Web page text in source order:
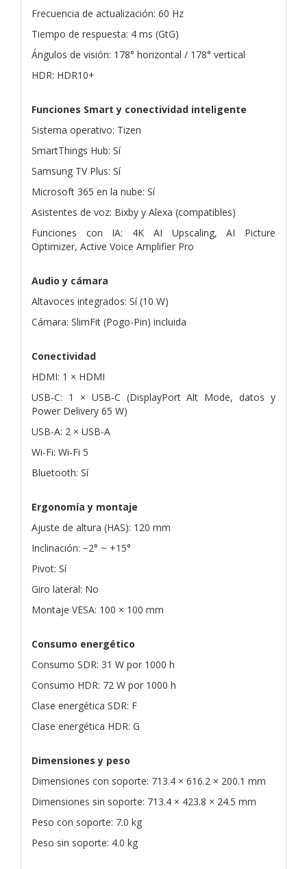
Frecuencia de actualización: 60 Hz
Tiempo de respuesta: 4 ms (GtG)
Ángulos de visión: 178° horizontal / 178° vertical
HDR: HDR10+
Funciones Smart y conectividad inteligente
Sistema operativo: Tizen
SmartThings Hub: Sí
Samsung TV Plus: Sí
Microsoft 365 en la nube: Sí
Asistentes de voz: Bixby y Alexa (compatibles)
Funciones con IA: 4K AI Upscaling, AI Picture
Optimizer, Active Voice Amplifier Pro
Audio y cámara
Altavoces integrados: Sí (10 W)
Cámara: SlimFit (Pogo-Pin) incluida
Conectividad
HDMI: 1 × HDMI
USB-C: 1 × USB-C (DisplayPort Alt Mode, datos y
Power Delivery 65 W)
USB-A: 2 × USB-A
Wi-Fi: Wi-Fi 5
Bluetooth: Sí
Ergonomía y montaje
Ajuste de altura (HAS): 120 mm
Inclinación: −2° ~ +15°
Pivot: Sí
Giro lateral: No
Montaje VESA: 100 × 100 mm
Consumo energético
Consumo SDR: 31 W por 1000 h
Consumo HDR: 72 W por 1000 h
Clase energética SDR: F
Clase energética HDR: G
Dimensiones y peso
Dimensiones con soporte: 713.4 × 616.2 × 200.1 mm
Dimensiones sin soporte: 713.4 × 423.8 × 24.5 mm
Peso con soporte: 7.0 kg
Peso sin soporte: 4.0 kg